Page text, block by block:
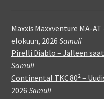
Maxxis Maxxventure MA-
elokuun, 2026 Samuli
Pirelli Diablo – Jälleen
Samuli
Continental TKC 80² –
2026 Samuli